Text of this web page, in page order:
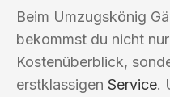
Beim Umzugskönig
bekommst du nicht
Kostenüberblick,
erstklassigen Service.